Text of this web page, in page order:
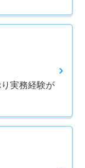
実務経験が